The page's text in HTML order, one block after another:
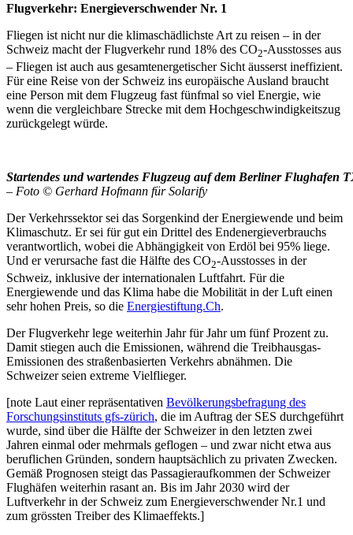
Flugverkehr: Energieverschwender Nr. 1
Fliegen ist nicht nur die klimaschädlichste Art zu reisen – in der
Schweiz macht der Flugverkehr rund 18% des CO2-Ausstosses aus
– Fliegen ist auch aus gesamtenergetischer Sicht äusserst ineffizient.
Für eine Reise von der Schweiz ins europäische Ausland braucht
eine Person mit dem Flugzeug fast fünfmal so viel Energie, wie
wenn die vergleichbare Strecke mit dem Hochgeschwindigkeitszug
zurückgelegt würde.
Startendes und wartendes Flugzeug auf dem Berliner Flughafen
– Foto © Gerhard Hofmann für Solarify
Der Verkehrssektor sei das Sorgenkind der Energiewende und beim
Klimaschutz. Er sei für gut ein Drittel des Endenergieverbrauchs
verantwortlich, wobei die Abhängigkeit von Erdöl bei 95% liege.
Und er verursache fast die Hälfte des CO2-Ausstosses in der
Schweiz, inklusive der internationalen Luftfahrt. Für die
Energiewende und das Klima habe die Mobilität in der Luft einen
sehr hohen Preis, so die Energiestiftung.Ch.
Der Flugverkehr lege weiterhin Jahr für Jahr um fünf Prozent zu.
Damit stiegen auch die Emissionen, während die Treibhausgas-
Emissionen des straßenbasierten Verkehrs abnähmen. Die
Schweizer seien extreme Vielflieger.
[note Laut einer repräsentativen Bevölkerungsbefragung des
Forschungsinstituts gfs-zürich, die im Auftrag der SES durchgeführt
wurde, sind über die Hälfte der Schweizer in den letzten zwei
Jahren einmal oder mehrmals geflogen – und zwar nicht etwa aus
beruflichen Gründen, sondern hauptsächlich zu privaten Zwecken.
Gemäß Prognosen steigt das Passagieraufkommen der Schweizer
Flughäfen weiterhin rasant an. Bis im Jahr 2030 wird der
Luftverkehr in der Schweiz zum Energieverschwender Nr.1 und
zum grössten Treiber des Klimaeffekts.]